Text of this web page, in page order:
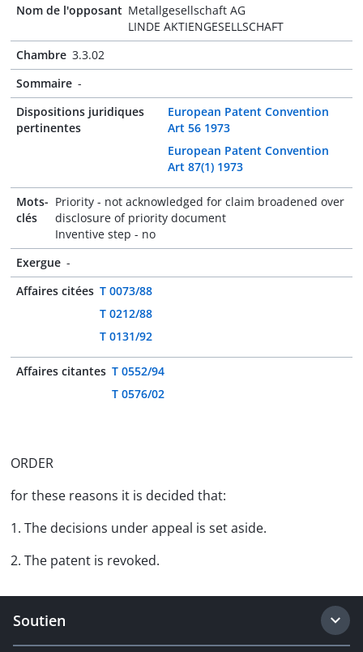
Nom de l'opposant Metallgesellschaft AG
LINDE AKTIENGESELLSCHAFT
Chambre 3.3.02
Sommaire -
Dispositions juridiques
pertinentes
European Patent Convention
Art 56 1973
European Patent Convention
Art 87(1) 1973
Mots-
clés
Priority - not acknowledged for claim broadened over
disclosure of priority document
Inventive step - no
Exergue -
Affaires citées T 0073/88
T 0212/88
T 0131/92
Affaires citantes T 0552/94
T 0576/02
ORDER
for these reasons it is decided that:
1. The decisions under appeal is set aside.
2. The patent is revoked.
Soutien